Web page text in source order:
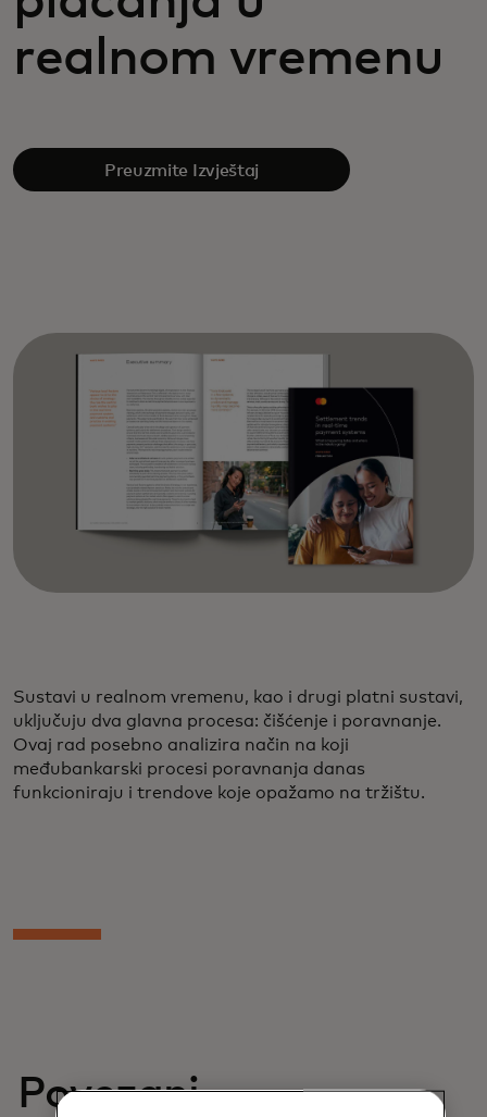
realnom vremenu
Preuzmite Izvještaj
Sustavi u realnom vremenu, kao i drugi platni sustavi,
uključuju dva glavna procesa: čišćenje i poravnanje.
Ovaj rad posebno analizira način na koji
međubankarski procesi poravnanja danas
funkcioniraju i trendove koje opažamo na tržištu.
Povezani